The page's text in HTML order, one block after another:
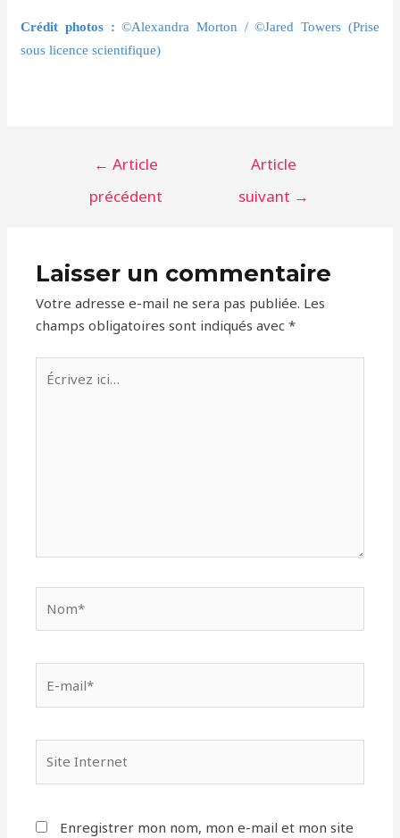
Crédit photos :©Alexandra Morton / ©Jared Towers (Prise
sous licence scientifique)
Navigation
l’article
← Article
précédent
Article
suivant →
Laisser un commentaire
Votre adresse e-mail ne sera pas publiée. Les
champs obligatoires sont indiqués avec*
ici…
mail*
Internet
Enregistrer mon nom, mon e-mail et mon site